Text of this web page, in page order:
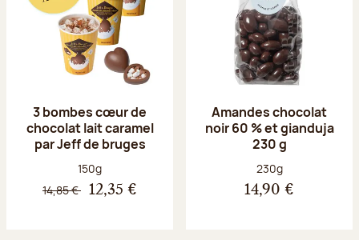
3 bombes cœur de
chocolat lait caramel
par Jeff de bruges
Poids net :
150g
14,85 € 12,35 €
Amandes chocolat
noir 60 % et gianduja
230 g
Poids net :
230g
14,90 €